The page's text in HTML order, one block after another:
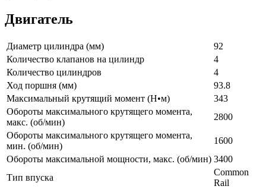
Двигатель
Диаметр цилиндра (мм)
92
Количество клапанов на цилиндр
4
Количество цилиндров
4
Ход поршня (мм)
93.8
Максимальный крутящий момент (Н•м)
343
Обороты максимального крутящего момента,
макс. (об/мин)
2800
Обороты максимального крутящего момента,
мин. (об/мин)
1600
Обороты максимальной мощности, макс. (об/мин) 3400
Тип впуска
Common
Rail